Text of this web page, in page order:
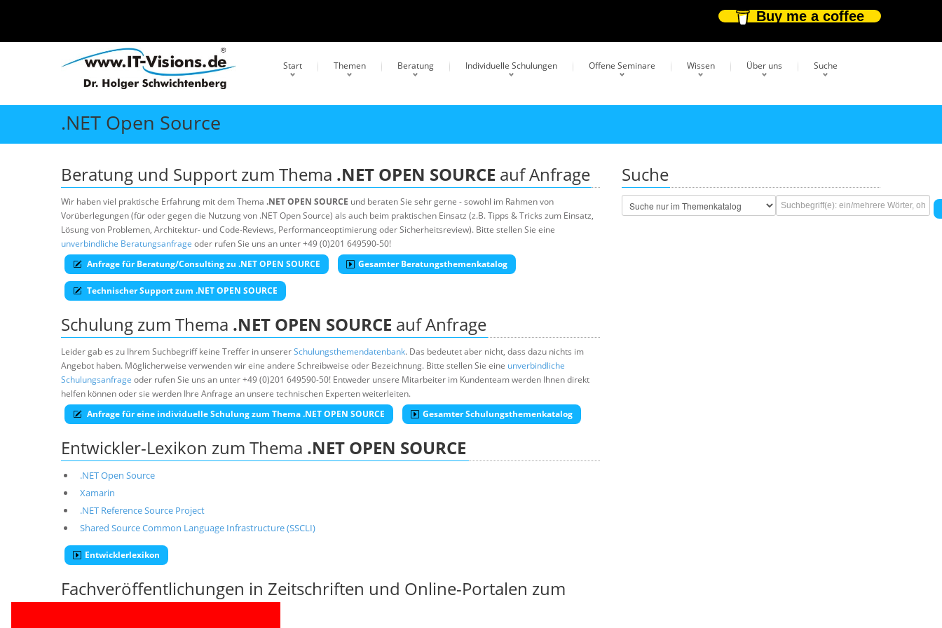
Buy me a coffee
Start Themen Beratung Individuelle Schulungen Offene Seminare Wissen Über uns Suche
.NET Open Source
Beratung und Support zum Thema .NET OPEN SOURCE auf Anfrage
Wir haben viel praktische Erfahrung mit dem Thema .NET OPEN SOURCE und beraten Sie sehr gerne - sowohl im Rahmen von
Vorüberlegungen (für oder gegen die Nutzung von .NET Open Source) als auch beim praktischen Einsatz (z.B. Tipps & Tricks zum Einsatz,
Lösung von Problemen, Architektur- und Code-Reviews, Performanceoptimierung oder Sicherheitsreview). Bitte stellen Sie eine
unverbindliche Beratungsanfrage oder rufen Sie uns an unter +49 (0)201 649590-50!
Anfrage für Beratung/Consulting zu .NET OPEN SOURCE
Gesamter Beratungsthemenkatalog
Technischer Support zum .NET OPEN SOURCE
Schulung zum Thema .NET OPEN SOURCE auf Anfrage
Leider gab es zu Ihrem Suchbegriff keine Treffer in unsererSchulungsthemendatenbank. Das bedeutet aber nicht, dass dazu nichts im
Angebot haben. Möglicherweise verwenden wir eine andere Schreibweise oder Bezeichnung. Bitte stellen Sie eine unverbindliche
Schulungsanfrage oder rufen Sie uns an unter +49 (0)201 649590-50! Entweder unsere Mitarbeiter im Kundenteam werden Ihnen direkt
helfen können oder sie werden Ihre Anfrage an unsere technischen Experten weiterleiten.
Anfrage für eine individuelle Schulung zum Thema .NET OPEN SOURCE
Gesamter Schulungsthemenkatalog
Entwickler-Lexikon zum Thema .NET OPEN SOURCE
.NET Open Source
Xamarin
.NET Reference Source Project
Shared Source Common Language Infrastructure (SSCLI)
Entwicklerlexikon
Fachveröffentlichungen in Zeitschriften und Online-Portalen zum
Suche